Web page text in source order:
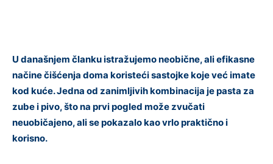
U današnjem članku istražujemo neobične, ali efikasne
načine čišćenja doma koristeći sastojke koje već imate
kod kuće. Jedna od zanimljivih kombinacija je pasta za
zube i pivo, što na prvi pogled može zvučati
neuobičajeno, ali se pokazalo kao vrlo praktično i
korisno.